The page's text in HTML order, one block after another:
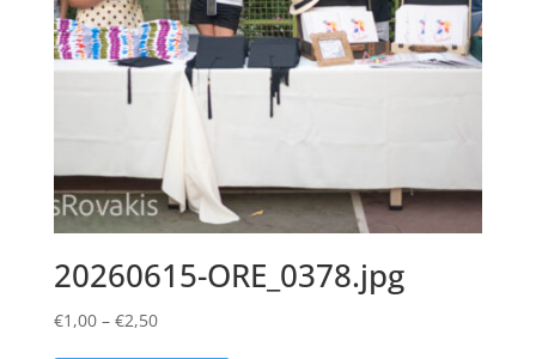
20260615-ORE_0378.jpg
€1,00 – €2,50Price